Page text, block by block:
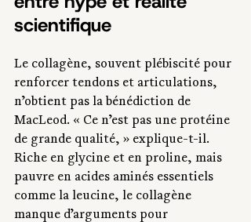
scientifique
Le collagène, souvent plébiscité pour
renforcer tendons et articulations,
n’obtient pas la bénédiction de
MacLeod. « Ce n’est pas une protéine
de grande qualité, » explique-t-il.
Riche en glycine et en proline, mais
pauvre en acides aminés essentiels
comme la leucine, le collagène
manque d’arguments pour